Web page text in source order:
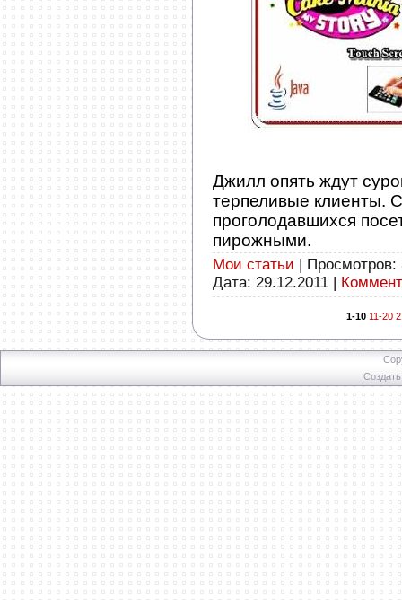
Джилл опять ждут
терпеливые клиенты.
проголодавшихся
пирожными.
Мои статьи |
Дата: 29.12.2011
1-10 11-20